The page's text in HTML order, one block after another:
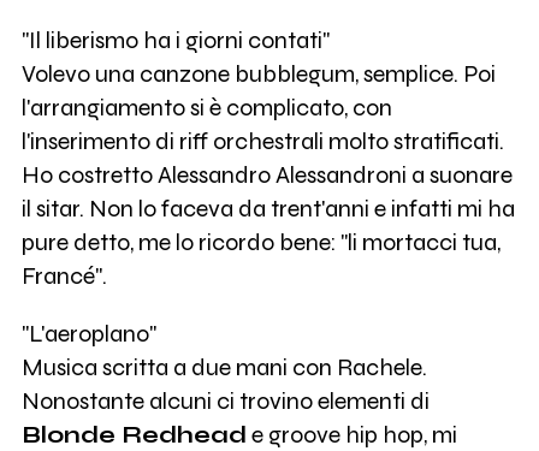
"Il liberismo ha i giorni contati"
Volevo una canzone bubblegum, semplice. Poi
l'arrangiamento si è complicato, con
l'inserimento di riff orchestrali molto stratificati.
Ho costretto Alessandro Alessandroni a suonare
il sitar. Non lo faceva da trent'anni e infatti mi ha
pure detto, me lo ricordo bene: "li mortacci tua,
Francé".
"L'aeroplano"
Musica scritta a due mani con Rachele.
Nonostante alcuni ci trovino elementi di
Blonde Redhead e groove hip hop, mi